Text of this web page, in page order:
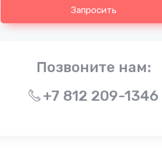
Запросить
Позвоните нам:
+7 812 209-1346